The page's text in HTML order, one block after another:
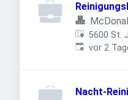
5600 St.
vor 2
Nacht-